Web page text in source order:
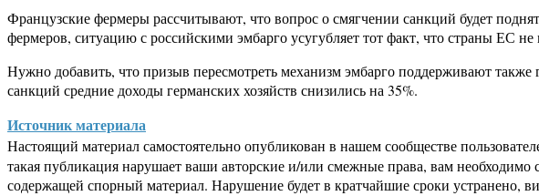
Французские фермеры рассчитывают, что вопрос о смягчении санкций будет
фермеров, ситуацию с российскими эмбарго усугубляет тот факт, что страны ЕС
Нужно добавить, что призыв пересмотреть механизм эмбарго поддерживают
санкций средние доходы германских хозяйств снизились на 35%.
Источник материала
Настоящий материал самостоятельно опубликован в нашем сообществе
такая публикация нарушает ваши авторские и/или смежные права, вам
содержащей спорный материал. Нарушение будет в кратчайшие сроки устранено,